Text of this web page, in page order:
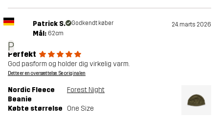
P
Patrick S. Godkendt køber 24. marts 2026
Mål: 62cm
Perfekt
God pasform og holder dig virkelig varm.
Dette er en oversættelse. Se originalen
Nordic Fleece
Beanie
Forest Night
Købte størrelse One Size